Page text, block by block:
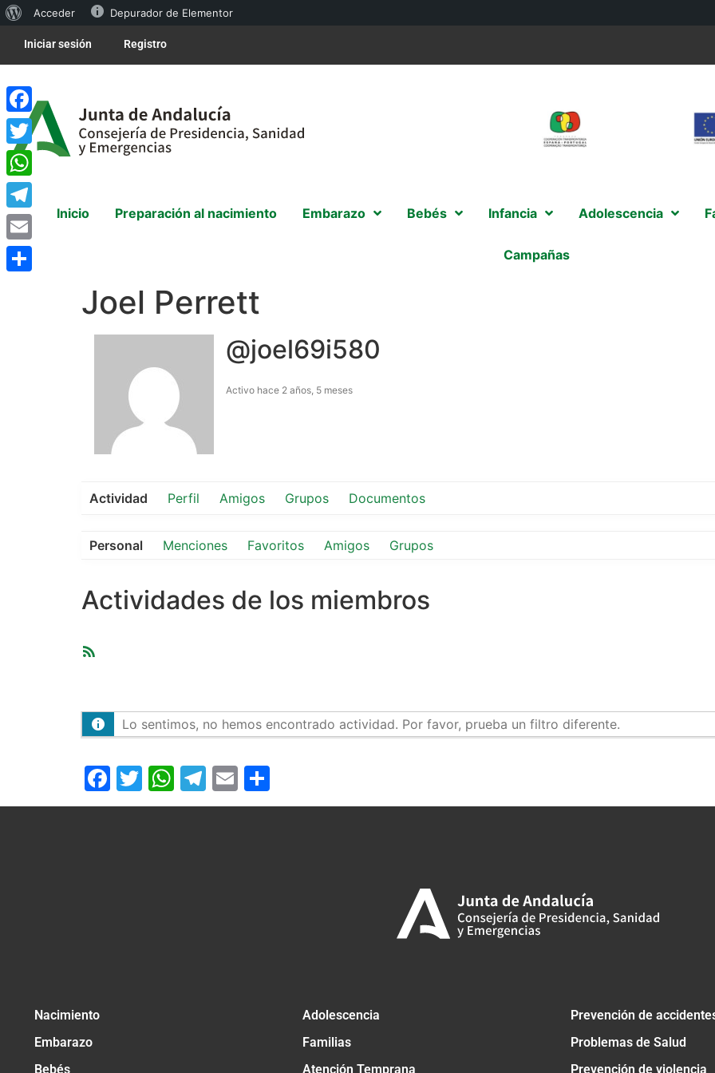
Acceder Depurador de Elementor
Iniciar sesión Registro
Inicio Preparación al nacimiento Embarazo Bebés Infancia Adolescencia
Campañas
Joel Perrett
@joel69i580
Activo hace 2 años, 5 meses
Actividad Perfil Amigos Grupos Documentos
Personal Menciones Favoritos Amigos Grupos
Actividades de los miembros
Lo sentimos, no hemos encontrado actividad. Por favor, prueba un filtro diferente.
Facebook
Twitter
WhatsApp
Telegram
Email
Nacimiento
Embarazo
Bebés
Adolescencia
Familias
Atención Temprana
Prevención de
Problemas de Salud
Prevención de violencia
Facebook
Twitter
WhatsApp
Telegram
Email